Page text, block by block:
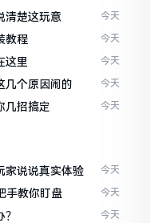
清楚这玩意 今天
教程 今天
这里 今天
几个原因闹的 今天
几招搞定 今天
家说说真实体验 今天
手教你盯盘 今天
今天